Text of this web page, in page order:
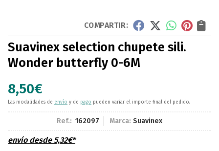
COMPARTIR:
Suavinex selection chupete sili.
Wonder butterfly 0-6M
8,50€
Las modalidades de envío y de pago pueden variar el importe final del pedido.
Ref.: 162097 Marca: Suavinex
envío desde5,32€*